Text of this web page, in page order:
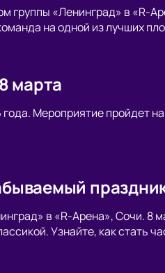
группы «Ленинград» в «R-
на одной из лучших
марта
Мероприятие пройдет
в «R-Арена», Сочи. 8
Узнайте, как стать